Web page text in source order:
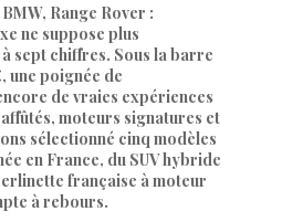
Range Rover :
ne suppose plus
sept chiffres. Sous la barre
une poignée de
de vraies expériences
moteurs signatures et
sélectionné cinq modèles
en France, du SUV hybride
française à moteur
à rebours.